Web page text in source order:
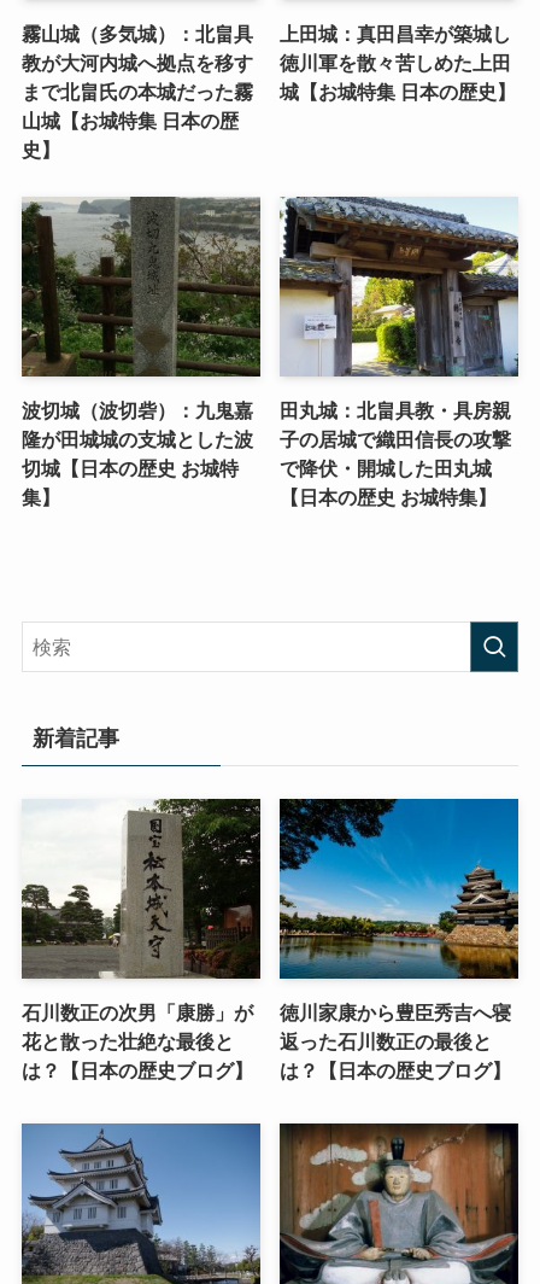
霧山城（多気城）：北畠具
教が大河内城へ拠点を移す
まで北畠氏の本城だった霧
山城【お城特集 日本の歴
史】
上田城：真田昌幸が築城し
徳川軍を散々苦しめた上田
城【お城特集 日本の歴史】
波切城（波切砦）：九鬼嘉
隆が田城城の支城とした波
切城【日本の歴史 お城特
集】
田丸城：北畠具教・具房親
子の居城で織田信長の攻撃
で降伏・開城した田丸城
【日本の歴史 お城特集】
新着記事
石川数正の次男「康勝」が
花と散った壮絶な最後と
は？【日本の歴史ブログ】
徳川家康から豊臣秀吉へ寝
返った石川数正の最後と
は？【日本の歴史ブログ】